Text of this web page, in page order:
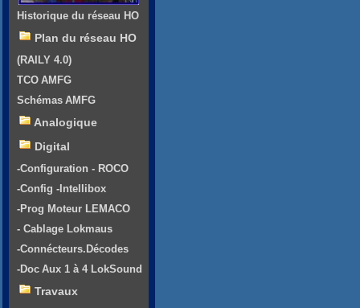
Historique du réseau HO
Plan du réseau HO
(RAILY 4.0)
TCO AMFG
Schémas AMFG
Analogique
Digital
-Configuration - ROCO
-Config -Intellibox
-Prog Moteur LEMACO
- Cablage Lokmaus
-Connécteurs.Décodes
-Doc Aux 1 à 4 LokSound
Travaux